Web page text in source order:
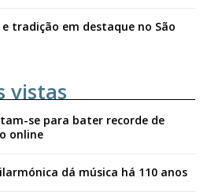
tradição em destaque no São
vistas
se para bater recorde de
online
dá música há 110 anos